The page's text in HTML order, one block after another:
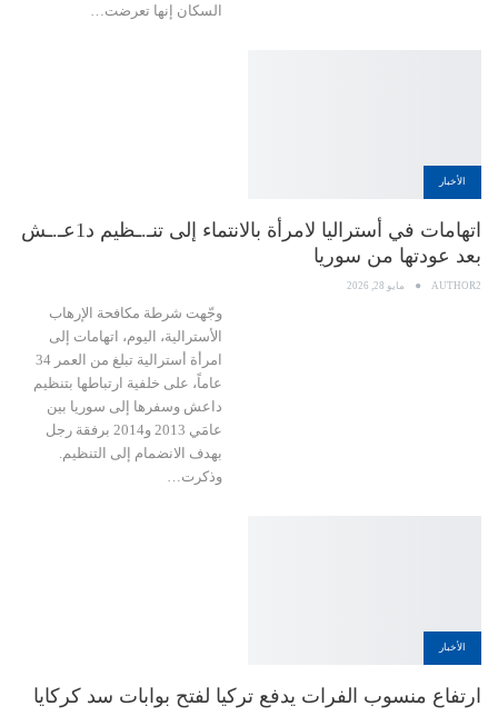
السكان إنها تعرضت…
الأخبار
اتهامات في أستراليا لامرأة بالانتماء إلى تنـ.ـظيم د1عـ.ـش
بعد عودتها من سوريا
AUTHOR2 مايو 28, 2026
وجّهت شرطة مكافحة الإرهاب
الأسترالية، اليوم، اتهامات إلى
امرأة أسترالية تبلغ من العمر 34
عاماً، على خلفية ارتباطها بتنظيم
داعش وسفرها إلى سوريا بين
عامَي 2013 و2014 برفقة رجل
بهدف الانضمام إلى التنظيم.
وذكرت…
الأخبار
ارتفاع منسوب الفرات يدفع تركيا لفتح بوابات سد كركايا